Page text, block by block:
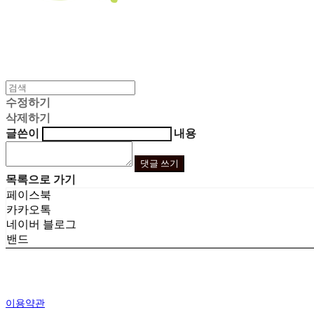
수정하기
삭제하기
글쓴이
내용
댓글 쓰기
목록으로 가기
페이스북
카카오톡
네이버 블로그
밴드
이용약관